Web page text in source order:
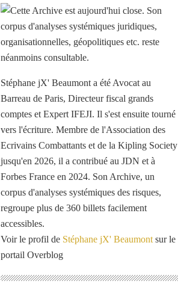
Stéphane jX' Beaumont a été Avocat au
Barreau de Paris, Directeur fiscal grands
comptes et Expert IFEJI. Il s'est ensuite tourné
vers l'écriture. Membre de l'Association des
Ecrivains Combattants et de la Kipling Society
jusqu'en 2026, il a contribué au JDN et à
Forbes France en 2024. Son Archive, un
corpus d'analyses systémiques des risques,
regroupe plus de 360 billets facilement
accessibles.
Voir le profil de Stéphane jX' Beaumont sur le
portail Overblog